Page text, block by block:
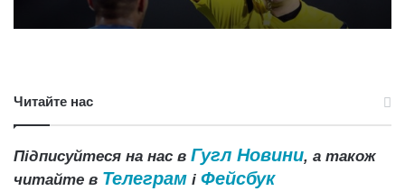
Читайте нас
Підписуйтеся на нас в Гугл Новини, а також
читайте в Телеграм і Фейсбук